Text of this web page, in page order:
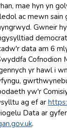
mae hyn yn
ac mewn sain
Gwneir
data am 6
Cofnodion
yr hawl i
yw'r
ag ef ar
Data ar
.